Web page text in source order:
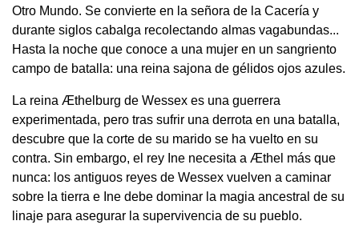
Otro Mundo. Se convierte en la señora de la Cacería y
durante siglos cabalga recolectando almas vagabundas...
Hasta la noche que conoce a una mujer en un sangriento
campo de batalla: una reina sajona de gélidos ojos azules.
La reina Æthelburg de Wessex es una guerrera
experimentada, pero tras sufrir una derrota en una batalla,
descubre que la corte de su marido se ha vuelto en su
contra. Sin embargo, el rey Ine necesita a Æthel más que
nunca: los antiguos reyes de Wessex vuelven a caminar
sobre la tierra e Ine debe dominar la magia ancestral de su
linaje para asegurar la supervivencia de su pueblo.